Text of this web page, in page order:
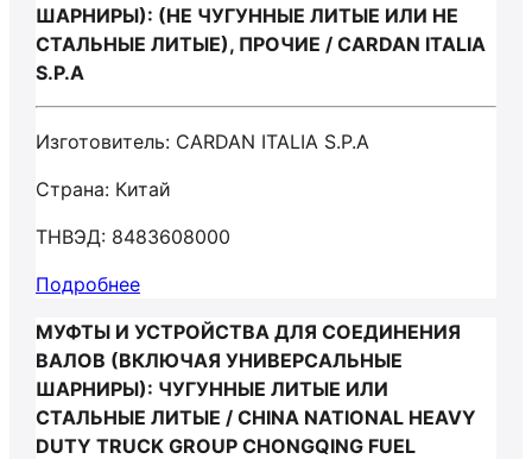
ШАРНИРЫ): (НЕ ЧУГУННЫЕ ЛИТЫЕ ИЛИ НЕ
СТАЛЬНЫЕ ЛИТЫЕ), ПРОЧИЕ / CARDAN ITALIA
S.P.A
Изготовитель: CARDAN ITALIA S.P.A
Страна: Китай
ТНВЭД: 8483608000
Подробнее
МУФТЫ И УСТРОЙСТВА ДЛЯ СОЕДИНЕНИЯ
ВАЛОВ (ВКЛЮЧАЯ УНИВЕРСАЛЬНЫЕ
ШАРНИРЫ): ЧУГУННЫЕ ЛИТЫЕ ИЛИ
СТАЛЬНЫЕ ЛИТЫЕ / CHINA NATIONAL HEAVY
DUTY TRUCK GROUP CHONGQING FUEL